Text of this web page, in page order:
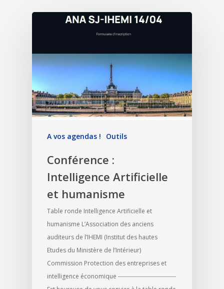
A vos agendas ! Outils
Conférence :
Intelligence Artificielle
et humanisme
Table ronde Intelligence Artificielle et
humanisme L’Association des anciens
auditeurs de l’IHEMI (Institut des hautes
Etudes du Ministère de l’Intérieur)
Commission Protection des entreprises et
intelligence économique -----------------------------